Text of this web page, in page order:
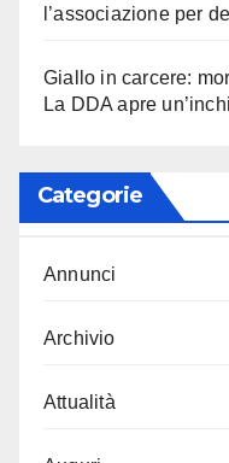
l’associazione per
Giallo in carcere:
La DDA apre
Categorie
Annunci
Archivio
Attualità